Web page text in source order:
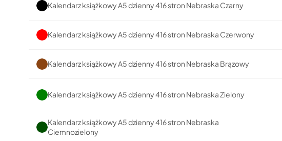
Kalendarz książkowy A5 dzienny 416 stron Nebraska Czarny
Kalendarz książkowy A5 dzienny 416 stron Nebraska Czerwony
Kalendarz książkowy A5 dzienny 416 stron Nebraska Brązowy
Kalendarz książkowy A5 dzienny 416 stron Nebraska Zielony
Kalendarz książkowy A5 dzienny 416 stron Nebraska
Ciemnozielony